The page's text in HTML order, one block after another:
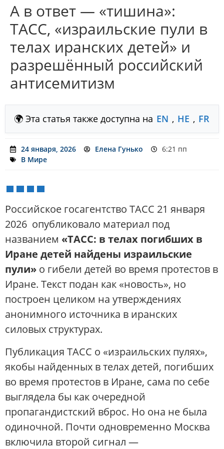
А в ответ — «тишина»:
ТАСС, «израильские пули в
телах иранских детей» и
разрешённый российский
антисемитизм
🌍 Эта статья также доступна на EN , HE , FR
24 января, 2026 Елена Гунько
6:21 пп
В Мире
Российское госагентство ТАСС 21 января
2026 опубликовало материал под
названием «ТАСС: в телах погибших в
Иране детей найдены израильские
пули» о гибели детей во время протестов в
Иране. Текст подан как «новость», но
построен целиком на утверждениях
анонимного источника в иранских
силовых структурах.
Публикация ТАСС о «израильских пулях»,
якобы найденных в телах детей, погибших
во время протестов в Иране, сама по себе
выглядела бы как очередной
пропагандистский вброс. Но она не была
одиночной. Почти одновременно Москва
включила второй сигнал —